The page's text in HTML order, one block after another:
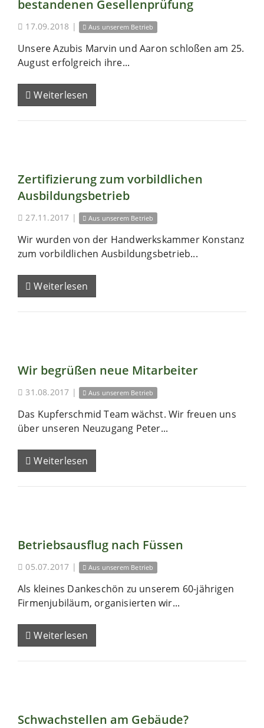
bestandenen Gesellenprüfung
17.09.2018 | Aus unserem Betrieb
Unsere Azubis Marvin und Aaron schloßen am 25.
August erfolgreich ihre...
Weiterlesen
Zertifizierung zum vorbildlichen
Ausbildungsbetrieb
27.11.2017 | Aus unserem Betrieb
Wir wurden von der Handwerkskammer Konstanz
zum vorbildlichen Ausbildungsbetrieb...
Weiterlesen
Wir begrüßen neue Mitarbeiter
31.08.2017 | Aus unserem Betrieb
Das Kupferschmid Team wächst. Wir freuen uns
über unseren Neuzugang Peter...
Weiterlesen
Betriebsausflug nach Füssen
05.07.2017 | Aus unserem Betrieb
Als kleines Dankeschön zu unserem 60-jährigen
Firmenjubiläum, organisierten wir...
Weiterlesen
Schwachstellen am Gebäude?